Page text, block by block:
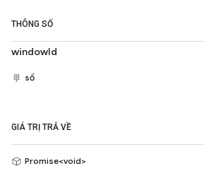
THÔNG SỐ
windowId
số
GIÁ TRỊ TRẢ VỀ
Promise<void>